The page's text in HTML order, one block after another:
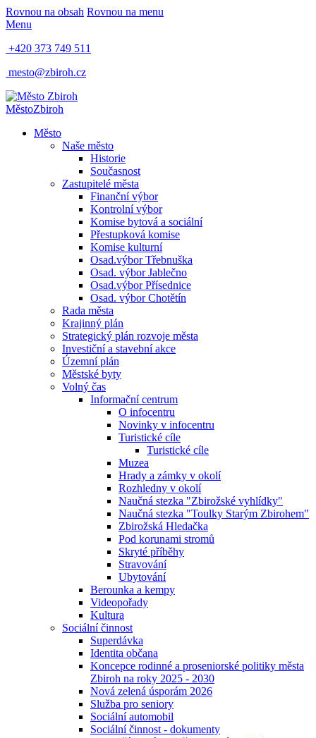
Rovnou na obsah Rovnou na menu
Menu
+420 373 749 511
mesto@zbiroh.cz
MěstoZbiroh
Město
Naše město
Historie
Současnost
Zastupitelé města
Finanční výbor
Kontrolní výbor
Komise bytová a sociální
Přestupková komise
Komise kulturní
Osad.výbor Třebnuška
Osad. výbor Jablečno
Osad.výbor Přísednice
Osad. výbor Chotětín
Rada města
Krajinný plán
Strategický plán rozvoje města
Investiční a stavební akce
Územní plán
Městské byty
Volný čas
Informační centrum
O infocentru
Novinky v infocentru
Turistické cíle
Turistické cíle
Muzea
Hrady a zámky v okolí
Rozhledny v okolí
Naučná stezka "Zbirožské vyhlídky"
Naučná stezka "Toulky Starým Zbirohem"
Zbirožská Hledačka
Pod korunami stromů
Skryté příběhy
Stravování
Ubytování
Berounka a kempy
Videopořady
Kultura
Sociální činnost
Superdávka
Identita občana
Koncepce rodinné a proseniorské politiky města
Zbiroh na roky 2025 - 2030
Nová zelená úsporám 2026
Služba pro seniory
Sociální automobil
Sociální činnost - dokumenty